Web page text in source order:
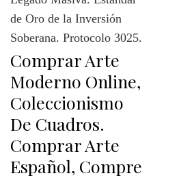
Comprar Arte
Moderno Online,
Coleccionismo
De Cuadros.
Comprar Arte
Español, Compre